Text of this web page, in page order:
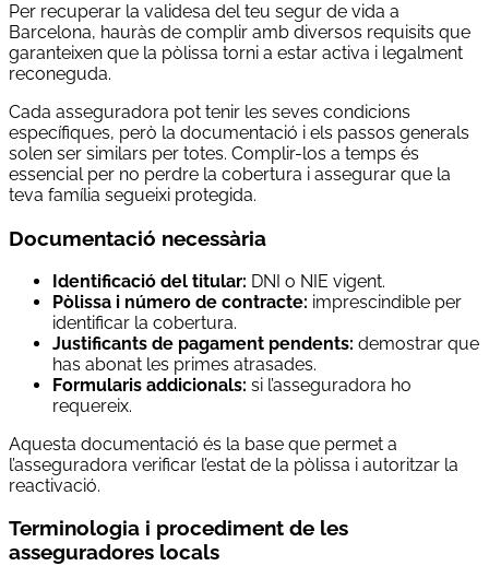
Per recuperar la validesa del teu segur de vida a
Barcelona, hauràs de complir amb diversos requisits que
garanteixen que la pòlissa torni a estar activa i legalment
reconeguda.
Cada asseguradora pot tenir les seves condicions
específiques, però la documentació i els passos generals
solen ser similars per totes. Complir-los a temps és
essencial per no perdre la cobertura i assegurar que la
teva família segueixi protegida.
Documentació necessària
Identificació del titular: DNI o NIE vigent.
Pòlissa i número de contracte: imprescindible per
identificar la cobertura.
Justificants de pagament pendents: demostrar que
has abonat les primes atrasades.
Formularis addicionals: si l’asseguradora ho
requereix.
Aquesta documentació és la base que permet a
l’asseguradora verificar l’estat de la pòlissa i autoritzar la
reactivació.
Terminologia i procediment de les
asseguradores locals